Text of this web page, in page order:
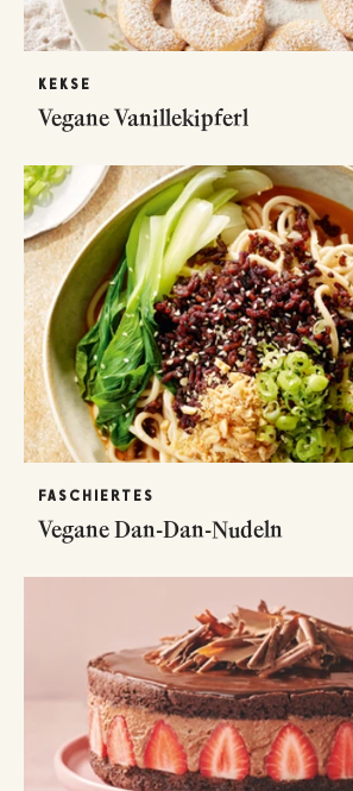
KEKSE
Vegane Vanillekipferl
FASCHIERTES
Vegane Dan-Dan-Nudeln